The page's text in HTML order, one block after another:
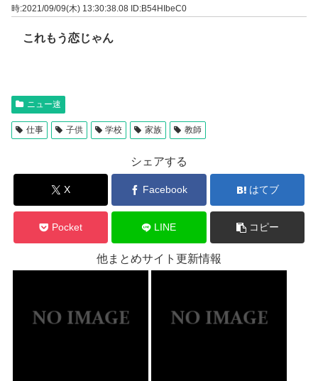
時:2021/09/09(木) 13:30:38.08 ID:B54HIbeC0
これもう恋じゃん
ニュー速
仕事 子供 学校 家族 教師
シェアする
X Facebook はてブ
Pocket LINE コピー
他まとめサイト更新情報